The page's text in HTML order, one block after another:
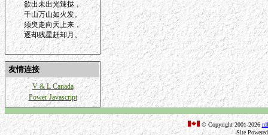
欲出未出光辣挞，
千山万山如火发。
须臾走向天上来，
逐却残星赶却月。
友情连接
V & L Canada
Power Javascript
© Copyright 2001-2026
Site